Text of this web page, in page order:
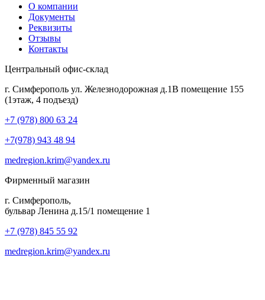
О компании
Документы
Реквизиты
Отзывы
Контакты
Центральный офис-склад
г. Симферополь ул. Железнодорожная д.1В помещение 155
(1этаж, 4 подъезд)
+7 (978) 800 63 24
+7(978) 943 48 94
medregion.krim@yandex.ru
Фирменный магазин
г. Симферополь,
бульвар Ленина д.15/1 помещение 1
+7 (978) 845 55 92
medregion.krim@yandex.ru